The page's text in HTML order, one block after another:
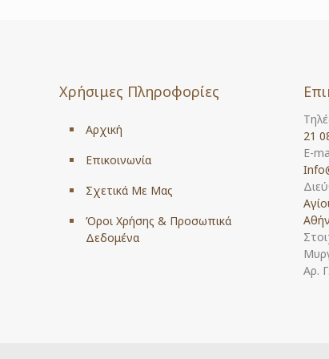
Χρήσιμες Πληροφορίες
Αρχική
Επικοινωνία
Σχετικά Με Μας
Όροι Χρήσης & Προσωπικά
Δεδομένα
21
E-
Αρ.